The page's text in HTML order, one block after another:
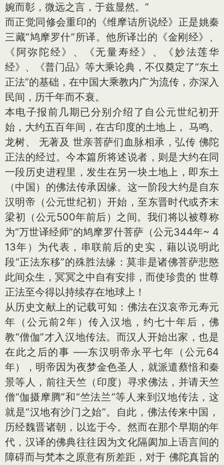
婉而彰，微远之言，于兹显然。”
而正觉同修会重印的《维摩诘所说经》正是姚秦
三藏“鸠摩罗什”所译。他所译岀的《金刚经》、
《阿弥陀经》、《无量寿经》、《妙法莲华
经》、《普门品》等大乘论典，不仅奠定了“东土
正法”的基础，在中国大乘教内广为流传，亦深入
民间，历千年而不衰。
本电子报前几期已分别介绍了自公元世纪初开
始，大约五百年间，在古印度的土地上， 马鸣、
龙树、 无著及 世亲菩萨们血脉相承，弘传 佛陀
正法的经过。今本篇所将述说者，则是大约在同
一段历史进程里，发生在另一块土地上，即东土
（中国）的佛法传承因缘。这一阶段大约是自东
汉明帝（公元世纪初）开始，至东晋时代或齐末
梁初（公元500年前后）之间。我们将以被尊称
为“万世译经师”的鸠摩罗什菩萨（公元344年~ 4
13年）为代表，串联前后的史实，藉以说明此
段“正法东移”的殊胜法缘：莫非是诸佛菩萨悲愍
此间众生，冥冥之中自有安排，而使珍贵的 世尊
正法至今得以持续存在地球上！
从历史文献上的记载可知：佛法在汉哀帝元寿元
年（公元前2年）传入汉地，约七十年后，佛
教“僧伽”才入汉地传法。而汉人开始出家，也是
在此之后的事 ──东汉明帝永平七年（公元64
年），明帝因为夜梦金色圣人，就派遣蔡愔和秦
景等人，前往天竺（印度）寻求佛法，并请天竺
僧“伽摄摩腾”和“竺法兰”等人来到汉地传法，这
就是“汉地有沙门之始”。自此，佛法传来中国，
历经魏晋诸朝，以迄于今。然而在那个早期的年
代，汉译的佛典往往因为文化隔阂加上语言间的
障碍而与梵本之原意有所差距，对于 佛陀真旨的